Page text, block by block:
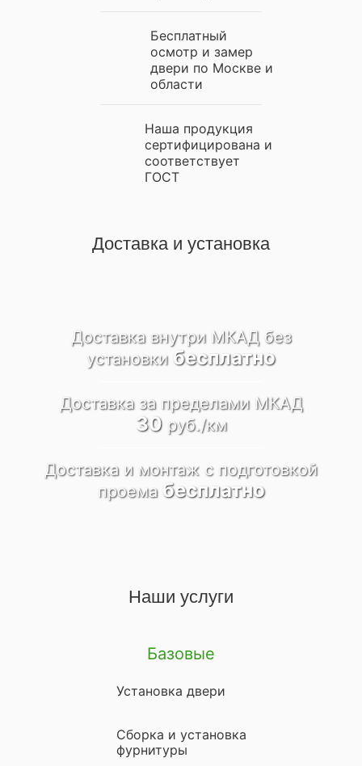
Бесплатный
осмотр и замер
двери по Москве и
области
Наша продукция
сертифицирована и
соответствует
ГОСТ
Доставка и установка
Доставка внутри МКАД без
установки бесплатно
Доставка за пределами МКАД
30руб./км
Доставка и монтаж c подготовкой
проема бесплатно
Наши услуги
Базовые
Установка двери
Сборка и установка
фурнитуры